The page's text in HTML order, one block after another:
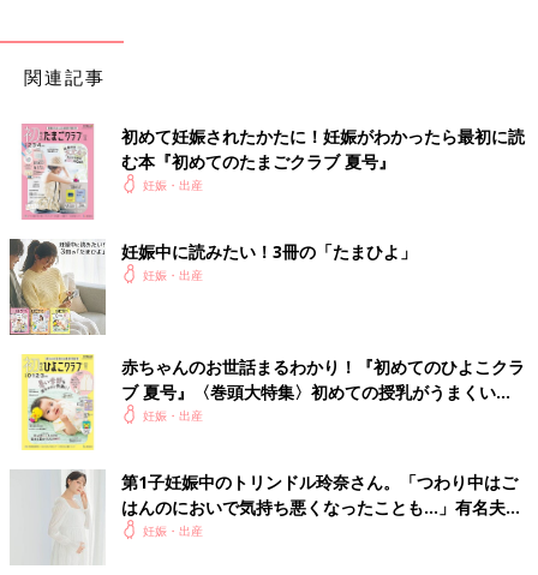
関連記事
初めて妊娠されたかたに！妊娠がわかったら最初に読
む本『初めてのたまごクラブ 夏号』
妊娠・出産
妊娠中に読みたい！3冊の「たまひよ」
妊娠・出産
赤ちゃんのお世話まるわかり！『初めてのひよこクラ
ブ 夏号』〈巻頭大特集〉初めての授乳がうまくい
く！ おっぱい・ミルクの基本と夏のトラブル 解決テ
妊娠・出産
第1子妊娠中のトリンドル玲奈さん。「つわり中はご
はんのにおいで気持ち悪くなったことも…」有名夫婦
のYouTubeから学んだ夫がつわり中にしたことと
妊娠・出産